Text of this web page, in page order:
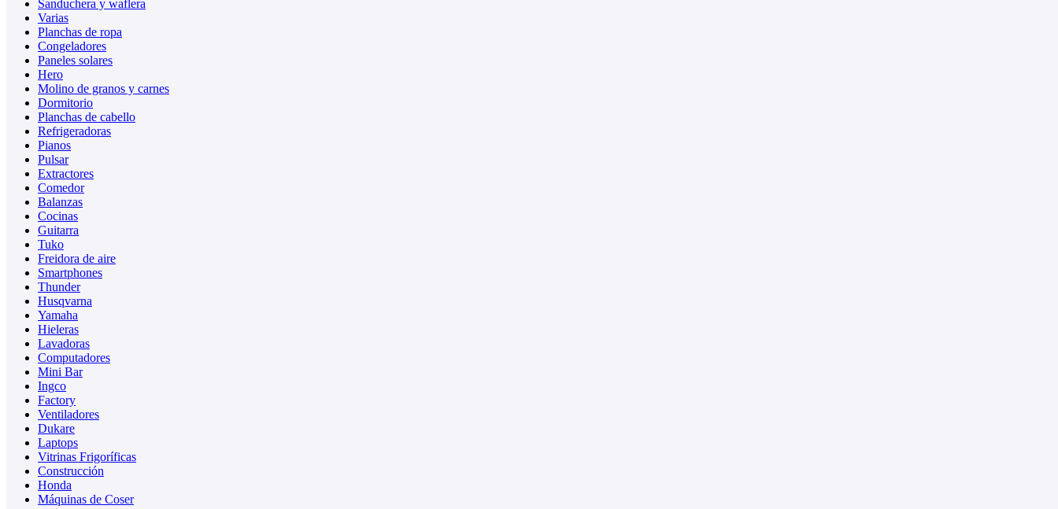
Sanduchera y waflera
Varias
Planchas de ropa
Congeladores
Paneles solares
Hero
Molino de granos y carnes
Dormitorio
Planchas de cabello
Refrigeradoras
Pianos
Pulsar
Extractores
Comedor
Balanzas
Cocinas
Guitarra
Tuko
Freidora de aire
Smartphones
Thunder
Husqvarna
Yamaha
Hieleras
Lavadoras
Computadores
Mini Bar
Ingco
Factory
Ventiladores
Dukare
Laptops
Vitrinas Frigoríficas
Construcción
Honda
Máquinas de Coser